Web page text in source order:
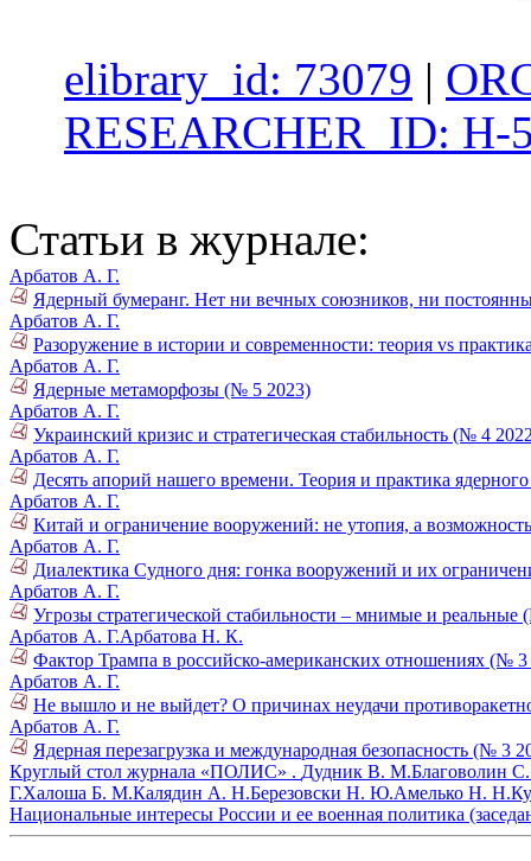
elibrary_id: 73079 |
RESEARCHER_ID: H-
Статьи в журнале:
Арбатов А. Г.
Ядерный бумеранг. Нет ни вечных союзников, ни
Арбатов А. Г.
Разоружение в истории и современности: теория vs
Арбатов А. Г.
Ядерные метаморфозы (№ 5 2023)
Арбатов А. Г.
Украинский кризис и стратегическая стабильность (№ 4
Арбатов А. Г.
Десять апорий нашего времени. Теория и практика
Арбатов А. Г.
Китай и ограничение вооружений: не утопия, а
Арбатов А. Г.
Диалектика Судного дня: гонка вооружений и их
Арбатов А. Г.
Угрозы стратегической стабильности – мнимые и реальные
Арбатов А. Г.Арбатова Н. К.
Фактор Трампа в российско-американских отношениях (№ 3
Арбатов А. Г.
Не вышло и не выйдет? О причинах неудачи
Арбатов А. Г.
Ядерная перезагрузка и международная безопасность (№ 3
Круглый стол журнала «ПОЛИС» . Дудник В. М.Благоволин
Г.Халоша Б. М.Калядин А. Н.Березовски Н. Ю.Амелько Н. Н.
Национальные интересы России и ее военная политика